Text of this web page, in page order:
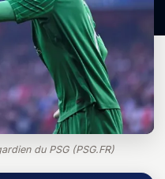
du PSG (PSG.FR)